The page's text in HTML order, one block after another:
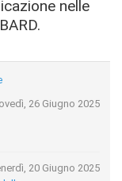
nelle
26 Giugno 2025
20 Giugno 2025